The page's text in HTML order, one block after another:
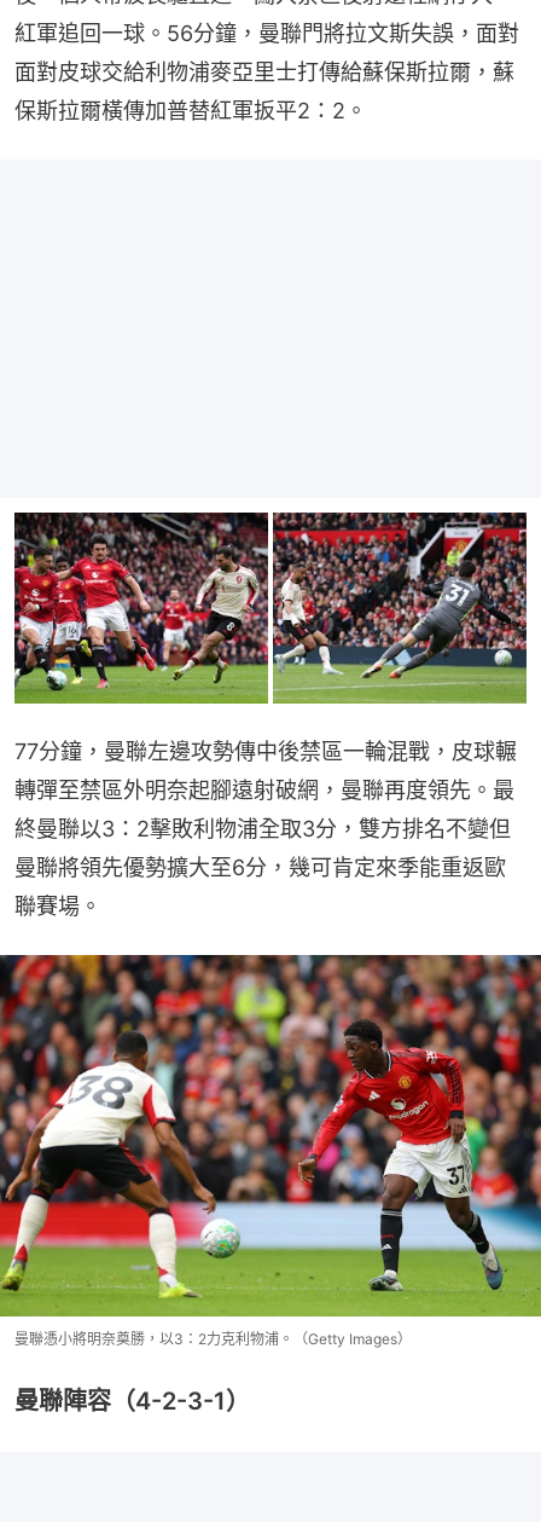
紅軍追回一球。56分鐘，曼聯門將拉文斯失誤，面對
面對皮球交給利物浦麥亞里士打傳給蘇保斯拉爾，蘇
保斯拉爾橫傳加普替紅軍扳平2：2。
77分鐘，曼聯左邊攻勢傳中後禁區一輪混戰，皮球輾
轉彈至禁區外明奈起腳遠射破網，曼聯再度領先。最
終曼聯以3：2擊敗利物浦全取3分，雙方排名不變但
曼聯將領先優勢擴大至6分，幾可肯定來季能重返歐
聯賽場。
曼聯憑小將明奈奠勝，以3：2力克利物浦。（Getty Images）
曼聯陣容（4-2-3-1）